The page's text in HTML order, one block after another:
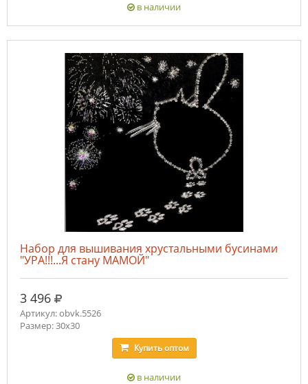
в наличии
Набор для вышивания хрустальными бусинами
"УРА!!!...Я стану МАМОЙ"
3 496 руб.
Артикул: obvk.5526
Размер: 30х30
Купитьоптом
в наличии